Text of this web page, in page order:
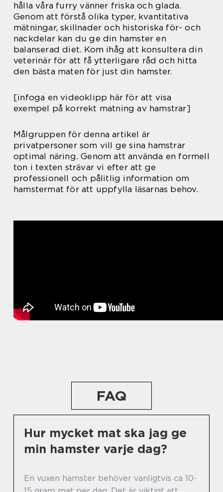
hålla våra furry vänner friska och glada.
Genom att förstå olika typer, kvantitativa
mätningar, skillnader och historiska för- och
nackdelar kan du ge din hamster en
balanserad diet. Kom ihåg att konsultera din
veterinär för att få ytterligare råd och hitta
den bästa maten för just din hamster.
[infoga en videoklipp här för att visa
exempel på korrekt matning av hamstrar]
Målgruppen för denna artikel är
privatpersoner som vill ge sina hamstrar
optimal näring. Genom att använda en formell
ton i texten strävar vi efter att ge
professionell och pålitlig information om
hamstermat för att uppfylla läsarnas behov.
FAQ
Hur mycket mat ska jag ge
min hamster varje dag?
En vuxen hamster behöver vanligtvis ca 10-